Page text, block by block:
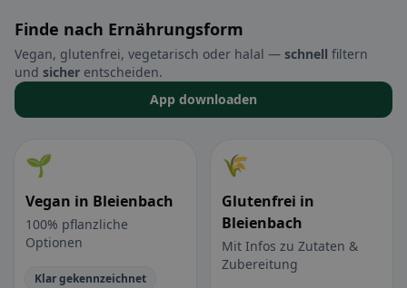
Finde nach Ernährungsform
Vegan, glutenfrei, vegetarisch oder halal — schnell filtern
und sicher entscheiden.
App downloaden
🌱
Vegan in Bleienbach
100% pflanzliche
Optionen
Klar gekennzeichnet
🌾
Glutenfrei in
Bleienbach
Mit Infos zu Zutaten &
Zubereitung